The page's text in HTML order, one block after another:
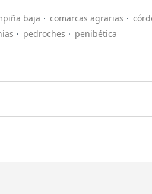
baja comarcas agrarias
pedroches penibética